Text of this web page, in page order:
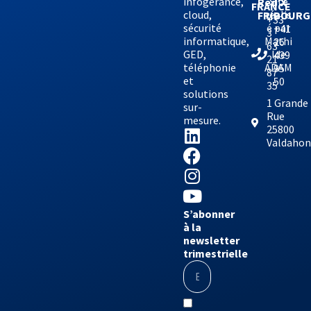
cloud,
sécurité
informatique,
GED,
téléphonie
et
solutions
sur-
mesure.
S’abonner
à la
newsletter
trimestrielle
FRANCE
+33
3
63
21
87
35
1 Grande
Rue
25800
Valdahon
FRIBOURG
+41
26
439
95
50
réalis
é par
Mathi
lde
ADAM